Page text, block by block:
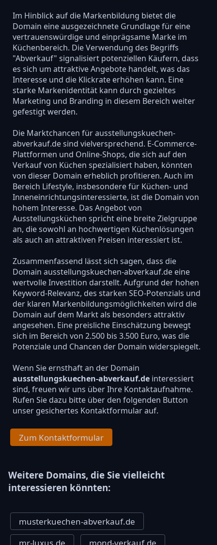
Im Hinblick auf die Markenbildung bietet die
Domain eine ausgezeichnete Grundlage für eine
vertrauenswürdige und einprägsame Marke im
Küchenbereich. Die Verwendung des Begriffs
"Abverkauf" signalisiert potenziellen Käufern, dass
es sich um attraktive Angebote handelt, was das
Interesse und die Klickrate erhöhen kann. Eine
starke Markenidentität kann durch gezieltes
Marketing und Branding in diesem Bereich weiter
gefestigt werden.
Die Marktchancen für ausstellungskuechen-
abverkauf.de sind vielversprechend. E-Commerce-
Plattformen und Online-Shops, die sich auf den
Verkauf von Küchen spezialisiert haben, könnten
von dieser Domain erheblich profitieren. Auch im
Bereich Lifestyle, insbesondere für Küchen- und
Inneneinrichtungsinteressierte, ist die Domain von
hohem Interesse. Das Angebot von
Ausstellungsküchen spricht eine breite Zielgruppe
an, die sowohl an hochwertigen Küchenlösungen
als auch an attraktiven Preisen interessiert ist.
Zusammenfassend lässt sich sagen, dass die
Domain ausstellungskuechen-abverkauf.de eine
wertvolle Investition darstellt. Aufgrund der hohen
Keyword-Relevanz, des starken SEO-Potenzials und
der klaren Markenbildungsmöglichkeiten wird die
Domain auf dem Markt als besonders attraktiv
angesehen. Eine preisliche Einschätzung bewegt
sich im Bereich von 2.500 bis 3.500 Euro, was die
Potenziale und Chancen der Domain widerspiegelt.
Wenn Sie ernsthaft an der Domain
ausstellungskuechen-abverkauf.deinteressiert
sind, freuen wir uns über Ihre Kontaktaufnahme.
Rufen Sie dazu bitte über den folgenden Button
unser gesichertes Kontaktformular auf.
Zum Kontaktformular
Weitere Domains, die Sie vielleicht
interessieren könnten:
musterkuechen-abverkauf.de